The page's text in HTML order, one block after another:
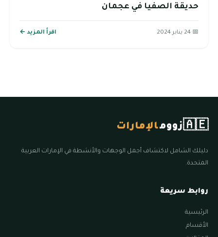
حديقة الصفيا في عجمان
📅 24 يناير 2024 اقرأ المزيد ←
🇦🇪زوومالإمارات
دليلك الشامل لاكتشاف أجمل الوجهات والأنشطة في الإمارات العربية
المتحدة.
روابط سريعة
الرئيسية
الأقسام